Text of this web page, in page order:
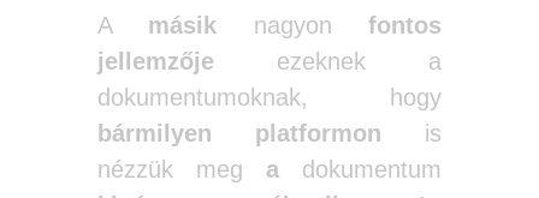
A másik nagyonfontos
jellemzője ezeknek a
dokumentumoknak, hogy
bármilyen platformon is
nézzük meg a dokumentum